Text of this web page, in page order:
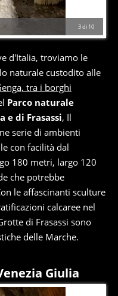
3di 10
d'Italia, troviamo le
naturale custodito alle
tra i borghi
Parco naturale
e di Frasassi, Il
serie di ambienti
con facilità dal
180 metri, largo 120
che potrebbe
le affascinanti sculture
calcaree nel
di Frasassi sono
delle Marche.
Giulia